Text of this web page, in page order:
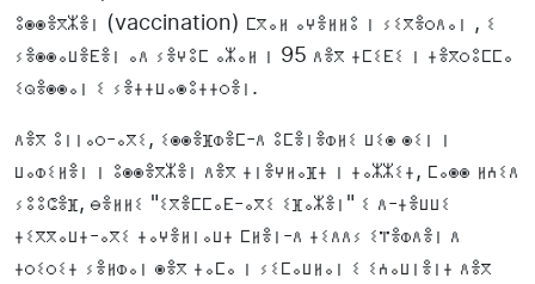
ⵓⵙⵙⴻⴳⵣⴻⵏ (vaccination) ⵎⴳⴰⵍ ⴰⵖⴻⵍⵍⵓ ⵏ ⵢⵉⴳⴻⵔⴷⴰⵏ , ⵉ
ⵢⴻⵙⵙⴰⵡⴻⴹⴻⵏ ⴰⴷ ⵢⴻⵖⵓⵎ ⴰⵣⴰⵍ ⵏ 95 ⴷⴻⴳ ⵜⵎⵉⴹⵉ ⵏ ⵜⴻⴳⵔⵓⵎⵎⴰ
ⵉⵕⴻⵙⵙⴰⵏ ⵉ ⵢⴻⵜⵜⵡⴰⵙⵓⵜⵜⵔⴻⵏ.
ⴷⴻⴳ ⵓⵏⵏⴰⵔ-ⴰⴳⵉ, ⵉⵙⵙⴻⴼⵀⴻⵎ-ⴷ ⵓⵎⴻⵏⴻⵀⵍⵉ ⵡⵉⵙ ⵙⵉⵏ ⵏ
ⵡⴰⵀⵉⵍⴻⵏ ⵏ ⵓⵙⵙⴻⴳⵣⴻⵏ ⴷⴻⴳ ⵜⵏⴻⵖⵍⴰⴼⵜ ⵏ ⵜⴰⵣⵣⵉⵜ, ⵎⴰⵙⵙ ⵍⵄⵉⴷ
ⵢⵓⵓⵛⴻⴼ, ⴱⴻⵍⵍⵉ "ⵉⴳⴻⵎⵎⴰⴹ-ⴰⴳⵉ ⵉⴼⴰⵣⴻⵏ" ⵉ ⴷ-ⵜⴻⵡⵡⵉ
ⵜⵉⴳⴳⴰⵡⵜ-ⴰⴳⵉ ⵜⴰⵖⴻⵍⵏⴰⵡⵜ ⵎⵍⴻⵏ-ⴷ ⵜⵉⴷⴷⵢ ⵉⴶⴻⵀⴷⴻⵏ ⴷ
ⵜⵔⵉⵔⵉⵜ ⵢⴻⵍⵀⴰⵏ ⵙⴻⴳ ⵜⴰⵎⴰ ⵏ ⵢⵉⵎⴰⵡⵍⴰⵏ ⵉ ⵉⵄⴰⵡⵏⴻⵏⵜ ⴷⴻⴳ